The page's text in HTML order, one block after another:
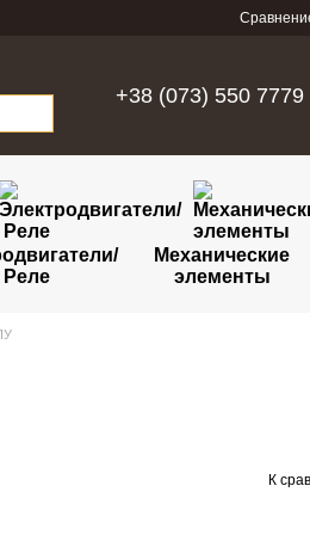
+38 (073) 550 7779
Реле
Механические
элементы
К